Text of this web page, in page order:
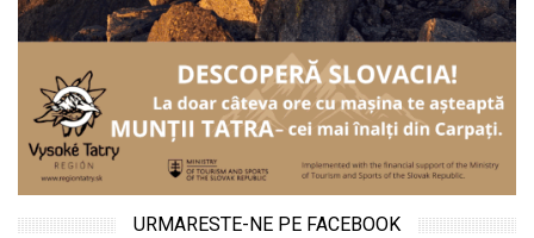
URMARESTE-NE PE FACEBOOK